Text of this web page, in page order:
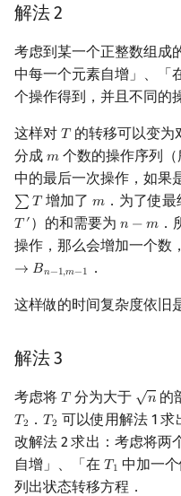
解法 2
考虑到某一个正整数组成
中每一个元素自增」、「
个操作得到，并且不同的
这样对 𝑇
T 的转移可以变为
分成 𝑚
m 个数的操作序列
中的最后一次操作，如果
∑𝑇
∑T 增加了 𝑚
m．为了使最
𝑇 ′
T′ ）的和需要为𝑛 −𝑚
n −m ．
操作，那么会增加一个数，
→ 𝐵𝑛−1,𝑚−1 ．
这样做的时间复杂度依旧
解法 3
考虑将 𝑇
T 分为大于 √
𝑛
n 的
𝑇2
T2 ．𝑇2
T2 可以使用解法 1 求
改解法 2 求出：考虑将两
自增」、「在 𝑇 1
T1 中加一
列出状态转移方程．